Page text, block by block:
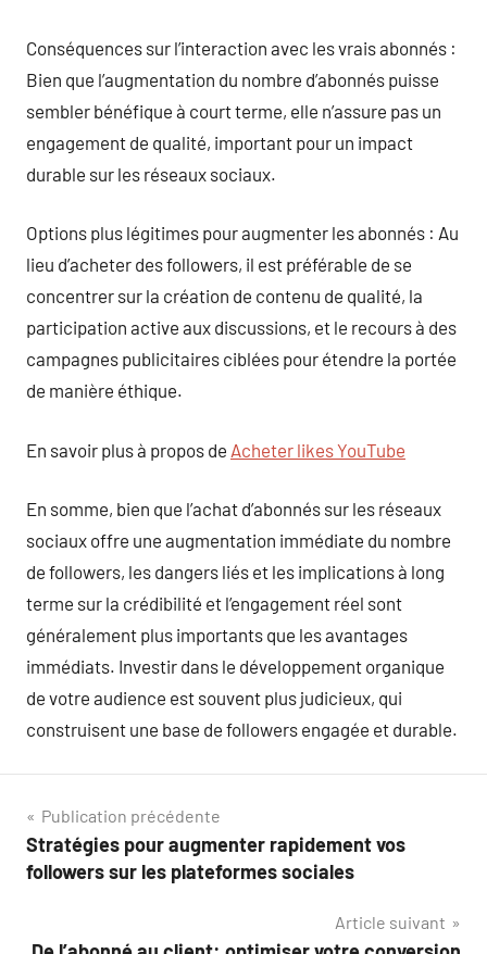
Conséquences sur l’interaction avec les vrais abonnés :
Bien que l’augmentation du nombre d’abonnés puisse
sembler bénéfique à court terme, elle n’assure pas un
engagement de qualité, important pour un impact
durable sur les réseaux sociaux.
Options plus légitimes pour augmenter les abonnés : Au
lieu d’acheter des followers, il est préférable de se
concentrer sur la création de contenu de qualité, la
participation active aux discussions, et le recours à des
campagnes publicitaires ciblées pour étendre la portée
de manière éthique.
En savoir plus à propos de Acheter likes YouTube
En somme, bien que l’achat d’abonnés sur les réseaux
sociaux offre une augmentation immédiate du nombre
de followers, les dangers liés et les implications à long
terme sur la crédibilité et l’engagement réel sont
généralement plus importants que les avantages
immédiats. Investir dans le développement organique
de votre audience est souvent plus judicieux, qui
construisent une base de followers engagée et durable.
Navigation
de
Publication précédente
Stratégies pour augmenter rapidement vos
followers sur les plateformes sociales
Article suivant